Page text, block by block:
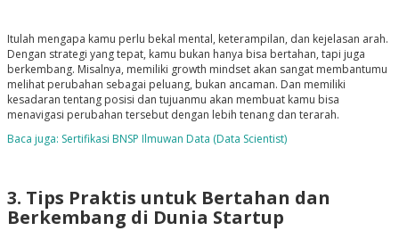
Itulah mengapa kamu perlu bekal mental, keterampilan, dan kejelasan arah.
Dengan strategi yang tepat, kamu bukan hanya bisa bertahan, tapi juga
berkembang. Misalnya, memiliki growth mindset akan sangat membantumu
melihat perubahan sebagai peluang, bukan ancaman. Dan memiliki
kesadaran tentang posisi dan tujuanmu akan membuat kamu bisa
menavigasi perubahan tersebut dengan lebih tenang dan terarah.
Baca juga: Sertifikasi BNSP Ilmuwan Data (Data Scientist)
3. Tips Praktis untuk Bertahan dan
Berkembang di Dunia Startup